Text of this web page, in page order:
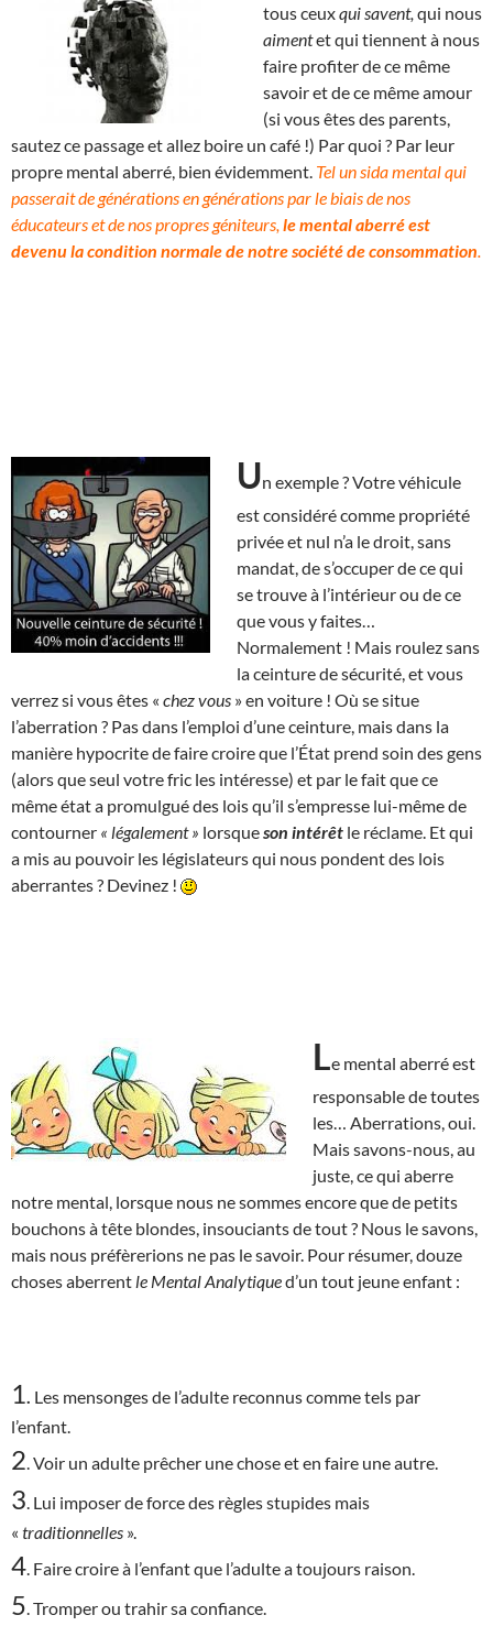
tous ceuxqui savent, qui nous
aimentet qui tiennent à nous
faire profiter de ce même
savoir et de ce même amour
(si vous êtes des parents,
sautez ce passage et allez boire un café !) Par quoi ? Par leur
propre mental aberré, bien évidemment. Tel un sida mental qui
passerait de générations en générations par le biais de nos
éducateurs et de nos propres géniteurs, le mental aberré est
devenu la condition normale de notre société de consommation
Un exemple ? Votre véhicule
est considéré comme propriété
privée et nul n’a le droit, sans
mandat, de s’occuper de ce qui
se trouve à l’intérieur ou de ce
que vous y faites…
Normalement ! Mais roulez sans
la ceinture de sécurité, et vous
verrez si vous êtes « chez vous » en voiture ! Où se situe
l’aberration ? Pas dans l’emploi d’une ceinture, mais dans la
manière hypocrite de faire croire que l’État prend soin des gens
(alors que seul votre fric les intéresse) et par le fait que ce
même état a promulgué des lois qu’il s’empresse lui-même de
contourner « légalement » lorsqueson intérêt le réclame. Et qui
a mis au pouvoir les législateurs qui nous pondent des lois
aberrantes ? Devinez !
Le mental aberré est
responsable de toutes
les… Aberrations, oui.
Mais savons-nous, au
juste, ce qui aberre
notre mental, lorsque nous ne sommes encore que de petits
bouchons à tête blondes, insouciants de tout ? Nous le savons,
mais nous préfèrerions ne pas le savoir. Pour résumer, douze
choses aberrent le Mental Analytiqued’un tout jeune enfant :
1
Les mensonges de l’adulte reconnus comme tels par
l’enfant.
2 . Voir un adulte prêcher une chose et en faire une autre.
3 . Lui imposer de force des règles stupides mais
« traditionnelles ».
4 . Faire croire à l’enfant que l’adulte a toujours raison.
5 . Tromper ou trahir sa confiance.